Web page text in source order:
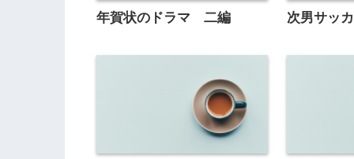
年賀状のドラマ 二編 次男サッ